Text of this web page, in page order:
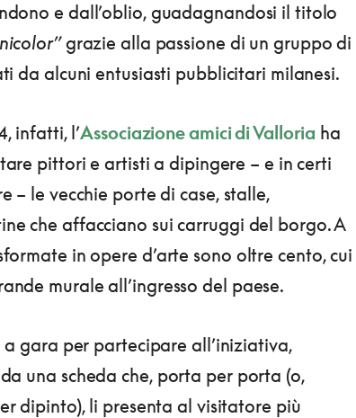
e dall’oblio, guadagnandosi il titolo
grazie alla passione di un gruppo di
da alcuni entusiasti pubblicitari milanesi.
infatti, l’Associazione amici di Valloria ha
pittori e artisti a dipingere – e in certi
– le vecchie porte di case, stalle,
che affacciano sui carruggi del borgo. A
in opere d’arte sono oltre cento, cui
murale all’ingresso del paese.
gara per partecipare all’iniziativa,
una scheda che, porta per porta (o,
dipinto), li presenta al visitatore più